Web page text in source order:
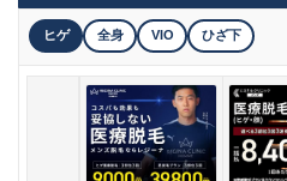
ヒゲ 全身 VIO ひざ下